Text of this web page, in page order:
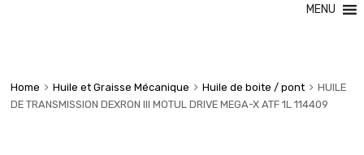
MENU
Home Huile et Graisse Mécanique Huile de boite / pont
HUILE
DE TRANSMISSION DEXRON III MOTUL DRIVE MEGA-X ATF 1L 114409